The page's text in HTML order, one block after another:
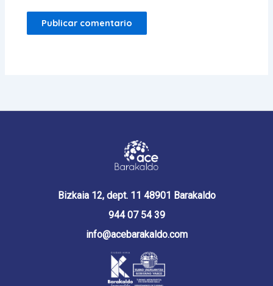
Bizkaia 12, dept. 11 48901 Barakaldo
944 07 54 39
info@acebarakaldo.com